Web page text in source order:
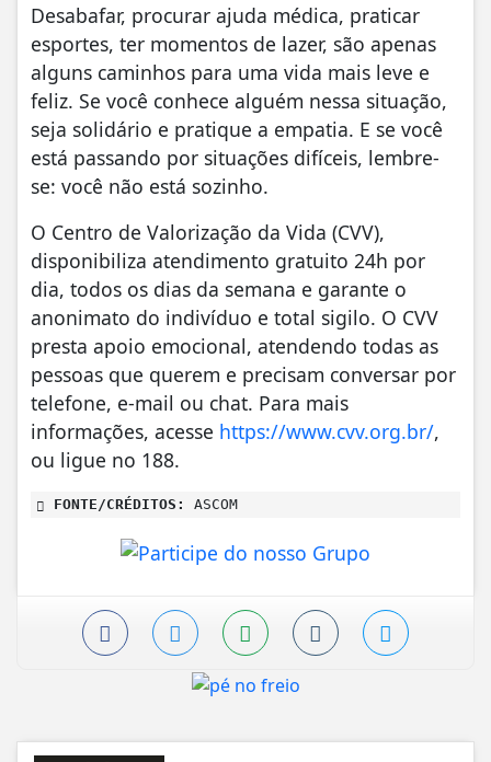
Desabafar, procurar ajuda médica, praticar
esportes, ter momentos de lazer, são apenas
alguns caminhos para uma vida mais leve e
feliz. Se você conhece alguém nessa situação,
seja solidário e pratique a empatia. E se você
está passando por situações difíceis, lembre-
se: você não está sozinho.
O Centro de Valorização da Vida (CVV),
disponibiliza atendimento gratuito 24h por
dia, todos os dias da semana e garante o
anonimato do indivíduo e total sigilo. O CVV
presta apoio emocional, atendendo todas as
pessoas que querem e precisam conversar por
telefone, e-mail ou chat. Para mais
informações, acesse https://www.cvv.org.br/,
ou ligue no 188.
FONTE/CRÉDITOS: ASCOM